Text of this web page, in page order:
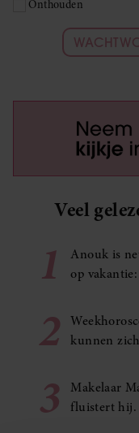
Onthouden
Veel
1
Anouk is
op
2
kunnen
3
Makelaar
fluistert hij.